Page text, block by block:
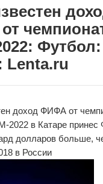
Футбол:
Lenta.ru
доход ФИФА от
2022 в Катаре
долларов больше,
в России